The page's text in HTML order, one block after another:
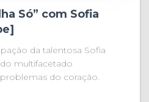
Só” com Sofia
da talentosa Sofia
multifacetado
do coração.